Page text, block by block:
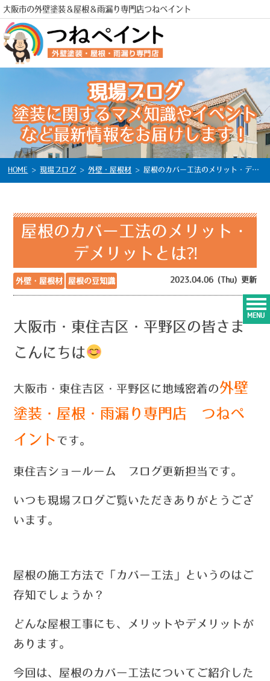
大阪市の外壁塗装＆屋根＆雨漏り専門店つねペイント
電話
MENU
現場ブログ
塗装に関するマメ知識やイベント
など最新情報をお届けします！
HOME >現場ブログ >外壁・屋根材 >屋根のカバー工法のメリット・デメリットとは⁈
屋根のカバー工法のメリット・
デメリットとは⁈
外壁・屋根材 屋根の豆知識 2023.04.06 (Thu) 更新
大阪市・東住吉区・平野区の皆さま
こんにちは
大阪市・東住吉区・平野区に地域密着の外壁
塗装・屋根・雨漏り専門店 つねペ
イント です。
東住吉ショールーム ブログ更新担当です。
いつ も現場ブログご覧いただきありがとうござ
います。
屋根の施工方法で「カバー工法」というのはご
存知でしょうか？
どんな屋根工事にも、メリットやデメリットが
あります。
今回は、屋根のカバー工法についてご紹介した